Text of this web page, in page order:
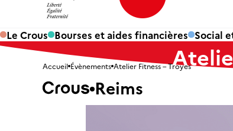
Le Crous Bourses et aides financières Social
Accueil Évènements Atelier Fitness – Troyes
Reims